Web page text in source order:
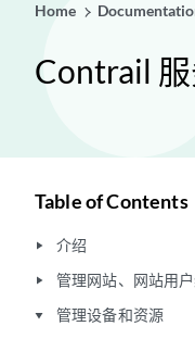
Home
Contrail
Table of Contents
play_arrow 介绍
play_arrow 管理网站、网站用
play_arrow 管理设备和资源